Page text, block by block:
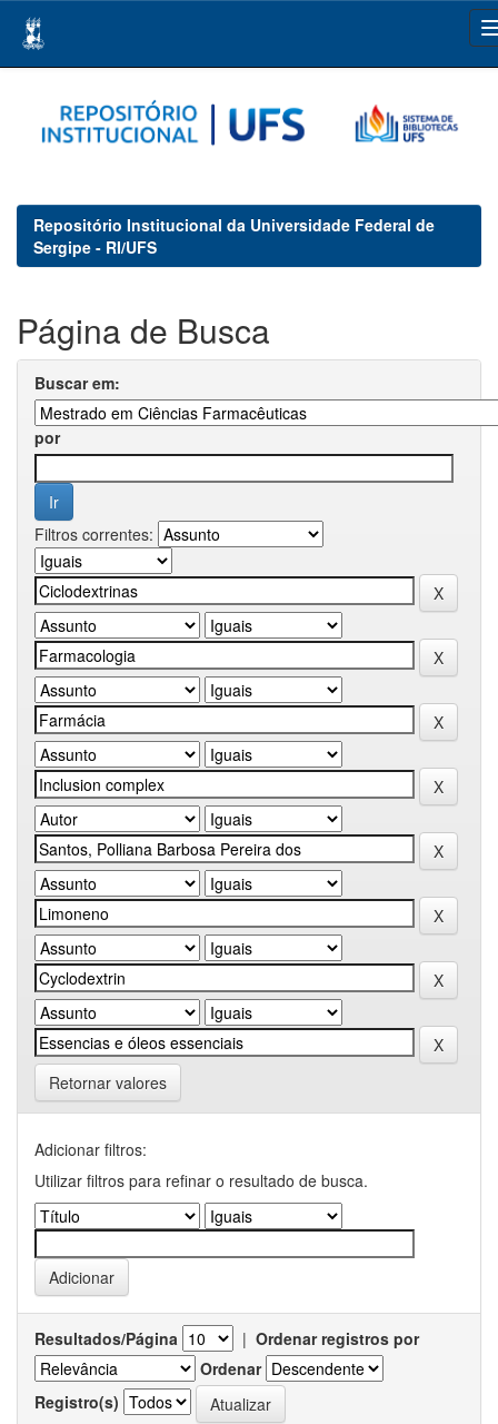
navigation
Repositório Institucional da Universidade Federal de
Sergipe - RI/UFS
Página de Busca
Buscar em:
por
Filtros correntes:
Retornar valores
Adicionar filtros:
Utilizar filtros para refinar o resultado de busca.
Resultados/Página | Ordenar registros por
Ordenar
Registro(s)